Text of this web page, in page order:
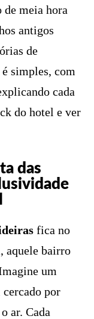
de meia hora
antigos
de
simples, com
cada
do hotel e ver
das
fica no
, aquele bairro
um
por
ar. Cada